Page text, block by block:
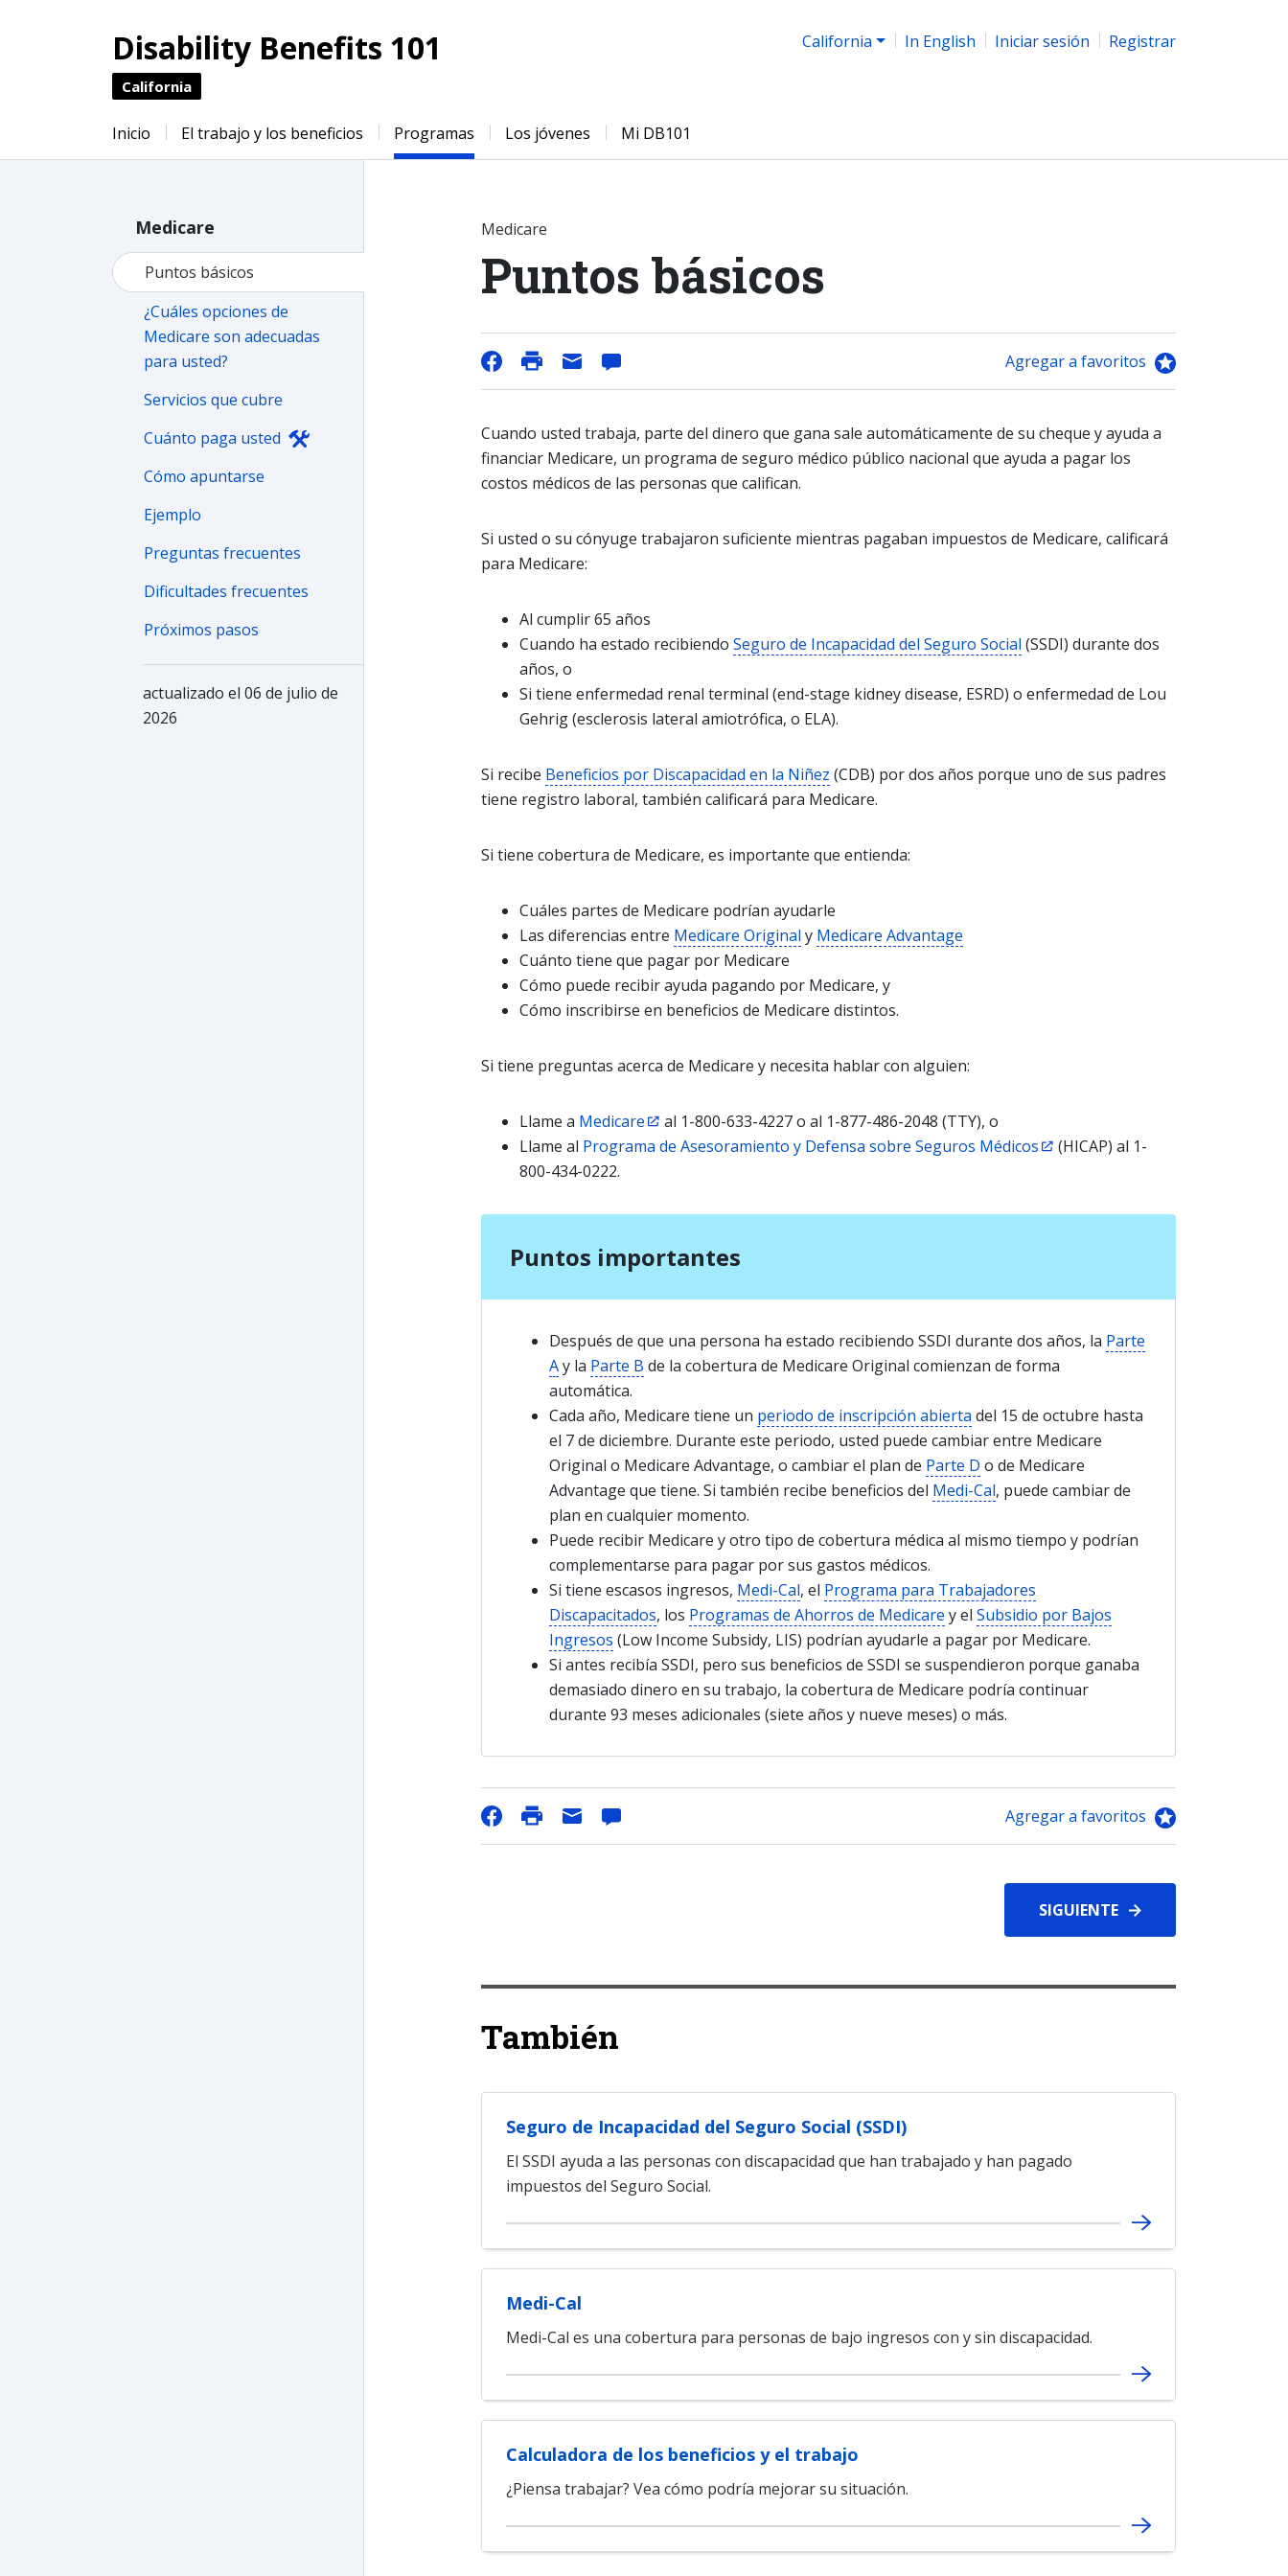
Disability Benefits 101
California
California In English Iniciar sesión Registrar
Inicio El trabajo y los beneficios Programas Los jóvenes Mi DB101
Medicare
Puntos básicos
¿Cuáles opciones de
Medicare son adecuadas
para usted?
Servicios que cubre
Cuánto paga usted
Cómo apuntarse
Ejemplo
Preguntas frecuentes
Dificultades frecuentes
Próximos pasos
actualizado el 06 de julio de
2026
Medicare
Puntos básicos
Agregar a favoritos
Cuando usted trabaja, parte del dinero que gana sale automáticamente de su cheque y ayuda a
financiar Medicare, un programa de seguro médico público nacional que ayuda a pagar los
costos médicos de las personas que califican.
Si usted o su cónyuge trabajaron suficiente mientras pagaban impuestos de Medicare, calificará
para Medicare:
Al cumplir 65 años
Cuando ha estado recibiendo Seguro de Incapacidad del Seguro Social (SSDI) durante dos
años, o
Si tiene enfermedad renal terminal (end-stage kidney disease, ESRD) o enfermedad de Lou
Gehrig (esclerosis lateral amiotrófica, o ELA).
Si recibe Beneficios por Discapacidad en la Niñez (CDB) por dos años porque uno de sus padres
tiene registro laboral, también calificará para Medicare.
Si tiene cobertura de Medicare, es importante que entienda:
Cuáles partes de Medicare podrían ayudarle
Las diferencias entre Medicare Original y Medicare Advantage
Cuánto tiene que pagar por Medicare
Cómo puede recibir ayuda pagando por Medicare, y
Cómo inscribirse en beneficios de Medicare distintos.
Si tiene preguntas acerca de Medicare y necesita hablar con alguien:
Llame a Medicare
al 1-800-633-4227 o al 1-877-486-2048 (TTY), o
Llame al Programa de Asesoramiento y Defensa sobre Seguros Médicos
(HICAP) al 1-
800-434-0222.
Puntos importantes
Después de que una persona ha estado recibiendo SSDI durante dos años, la Parte
Ay la Parte B de la cobertura de Medicare Original comienzan de forma
automática.
Cada año, Medicare tiene un periodo de inscripción abierta del 15 de octubre hasta
el 7 de diciembre. Durante este periodo, usted puede cambiar entre Medicare
Original o Medicare Advantage, o cambiar el plan de Parte D o de Medicare
Advantage que tiene. Si también recibe beneficios del Medi-Cal, puede cambiar de
plan en cualquier momento.
Puede recibir Medicare y otro tipo de cobertura médica al mismo tiempo y podrían
complementarse para pagar por sus gastos médicos.
Si tiene escasos ingresos, Medi-Cal, el Programa para Trabajadores
Discapacitados, los Programas de Ahorros de Medicare y el Subsidio por Bajos
Ingresos (Low Income Subsidy, LIS) podrían ayudarle a pagar por Medicare.
Si antes recibía SSDI, pero sus beneficios de SSDI se suspendieron porque ganaba
demasiado dinero en su trabajo, la cobertura de Medicare podría continuar
durante 93 meses adicionales (siete años y nueve meses) o más.
Agregar a favoritos
SIGUIENTE
También
Seguro de Incapacidad del Seguro Social (SSDI)
El SSDI ayuda a las personas con discapacidad que han trabajado y han pagado
impuestos del Seguro Social.
Medi-Cal
Medi-Cal es una cobertura para personas de bajo ingresos con y sin discapacidad.
Calculadora de los beneficios y el trabajo
¿Piensa trabajar? Vea cómo podría mejorar su situación.